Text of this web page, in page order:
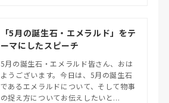
「5月の誕生石・エメラルド」をテ
ーマにしたスピーチ
5月の誕生石・エメラルド皆さん、おは
ようございます。今日は、5月の誕生石
であるエメラルドについて、そして物事
の捉え方についてお伝えしたいと...